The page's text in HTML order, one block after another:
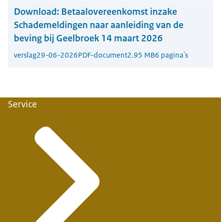
Download: Betaalovereenkomst inzake
Schademeldingen naar aanleiding van de
beving bij Geelbroek 14 maart 2026
verslag29-06-2026PDF-document2.95 MB6 pagina's
Service